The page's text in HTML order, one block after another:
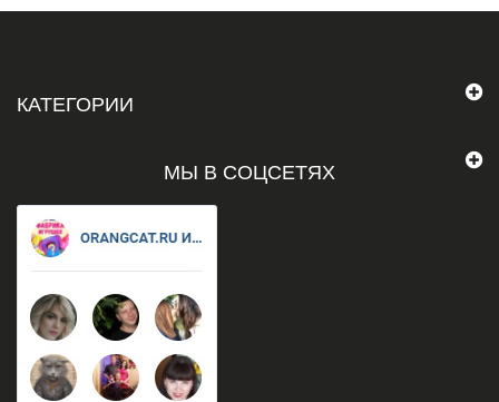
КАТЕГОРИИ
МЫ В СОЦСЕТЯХ